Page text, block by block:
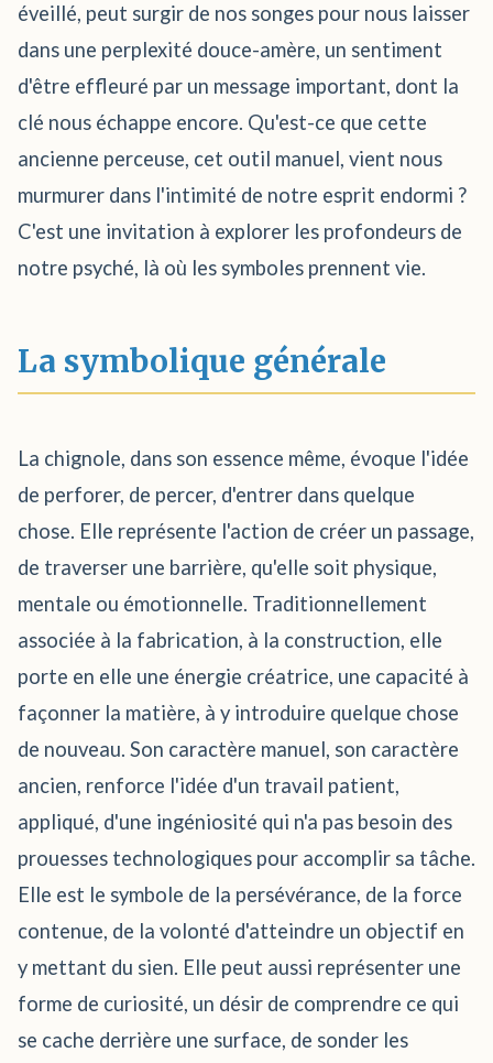
éveillé, peut surgir de nos songes pour nous laisser
dans une perplexité douce-amère, un sentiment
d'être effleuré par un message important, dont la
clé nous échappe encore. Qu'est-ce que cette
ancienne perceuse, cet outil manuel, vient nous
murmurer dans l'intimité de notre esprit endormi ?
C'est une invitation à explorer les profondeurs de
notre psyché, là où les symboles prennent vie.
La symbolique générale
La chignole, dans son essence même, évoque l'idée
de perforer, de percer, d'entrer dans quelque
chose. Elle représente l'action de créer un passage,
de traverser une barrière, qu'elle soit physique,
mentale ou émotionnelle. Traditionnellement
associée à la fabrication, à la construction, elle
porte en elle une énergie créatrice, une capacité à
façonner la matière, à y introduire quelque chose
de nouveau. Son caractère manuel, son caractère
ancien, renforce l'idée d'un travail patient,
appliqué, d'une ingéniosité qui n'a pas besoin des
prouesses technologiques pour accomplir sa tâche.
Elle est le symbole de la persévérance, de la force
contenue, de la volonté d'atteindre un objectif en
y mettant du sien. Elle peut aussi représenter une
forme de curiosité, un désir de comprendre ce qui
se cache derrière une surface, de sonder les